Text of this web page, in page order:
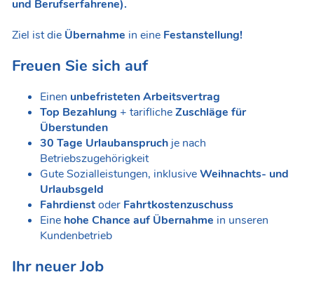
und Berufserfahrene).
Ziel ist die Übernahme in eine Festanstellung!
Freuen Sie sich auf
Einen unbefristeten Arbeitsvertrag
Top Bezahlung + tariflicheZuschläge für
Überstunden
30 Tage Urlaubanspruch je nach
Betriebszugehörigkeit
Gute Sozialleistungen, inklusiveWeihnachts- und
Urlaubsgeld
Fahrdienstoder Fahrtkostenzuschuss
Eine hohe Chance auf Übernahme in unseren
Kundenbetrieb
Ihr neuer Job